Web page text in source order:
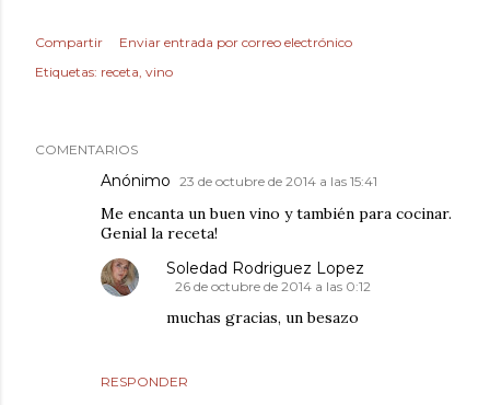
Compartir
Enviar entrada por correo electrónico
Etiquetas: receta vino
COMENTARIOS
Anónimo 23 de octubre de 2014 a las 15:41
Me encanta un buen vino y también para cocinar.
Genial la receta!
RESPONDER
Soledad Rodriguez Lopez
26 de octubre de 2014 a las 0:12
muchas gracias, un besazo